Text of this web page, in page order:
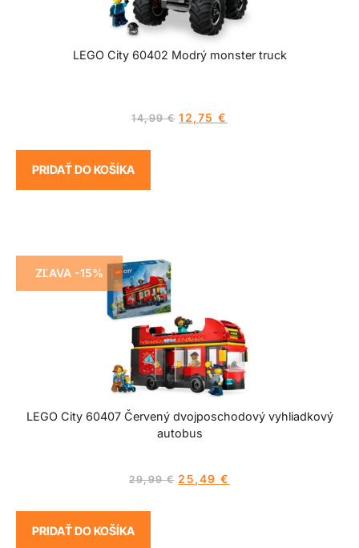
LEGO City 60402 Modrý monster truck
14,99€ 12,75€
PRIDAŤ DO KOŠÍKA
ZĽAVA -15%
LEGO City 60407 Červený dvojposchodový vyhliadkový
autobus
29,99€ 25,49€
PRIDAŤ DO KOŠÍKA